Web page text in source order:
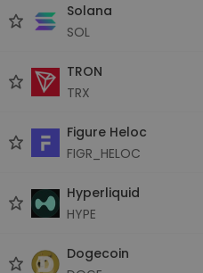
Solana
SOL
TRON
TRX
Figure Heloc
FIGR_HELOC
Hyperliquid
HYPE
Dogecoin